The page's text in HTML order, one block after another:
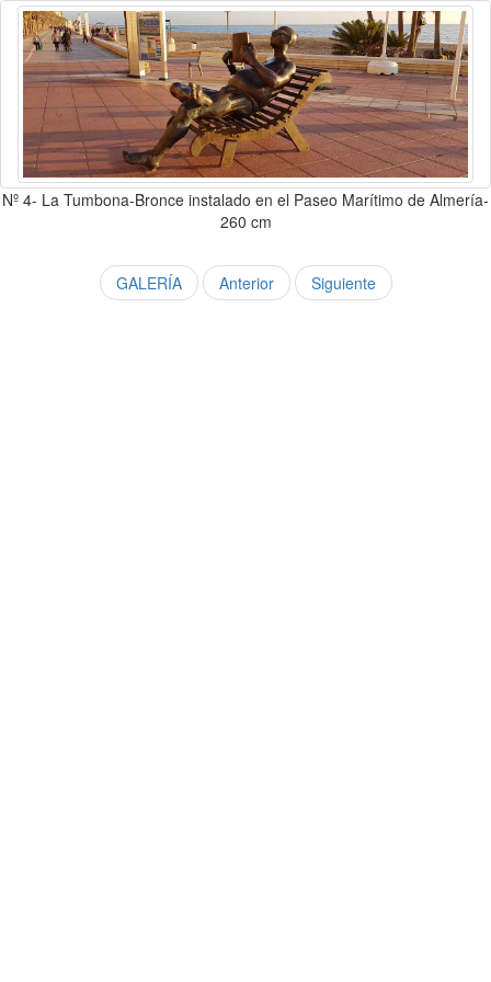
Nº 4- La Tumbona-Bronce instalado en el Paseo Marítimo de Almería-
260 cm
GALERÍA Anterior Siguiente